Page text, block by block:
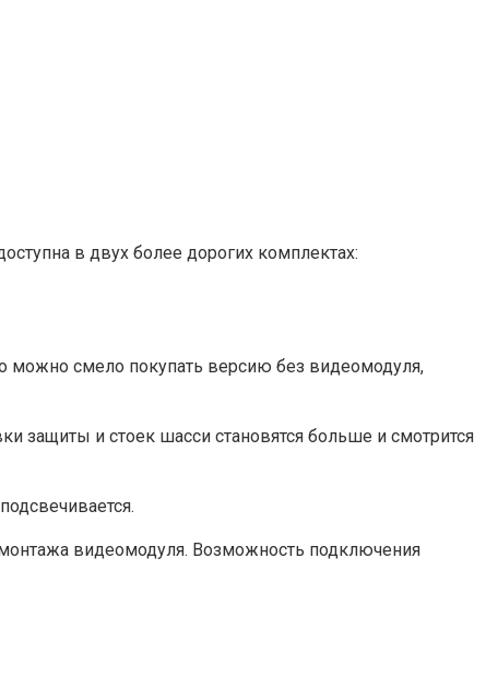
в двух более дорогих комплектах:
можно смело покупать версию без видеомодуля,
защиты и стоек шасси становятся больше и смотрится
видеомодуля. Возможность подключения